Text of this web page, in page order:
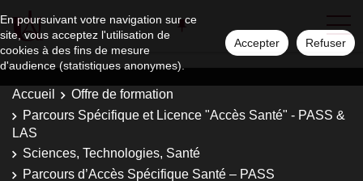
En poursuivant votre navigation sur ce
site, vous acceptez l'utilisation de
cookies à des fins de mesure
d'audience (statistiques anonymes).
Accepter Refuser
Accueil
Offre de formation
Parcours Spécifique et Licence "Accès Santé" - PASS &
LAS
Sciences, Technologies, Santé
Parcours d’Accès Spécifique Santé – PASS